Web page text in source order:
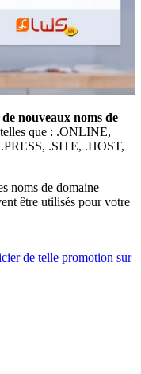
nouveaux noms de
que : .ONLINE,
.SITE, .HOST,
noms de domaine
être utilisés pour votre
de telle promotion sur